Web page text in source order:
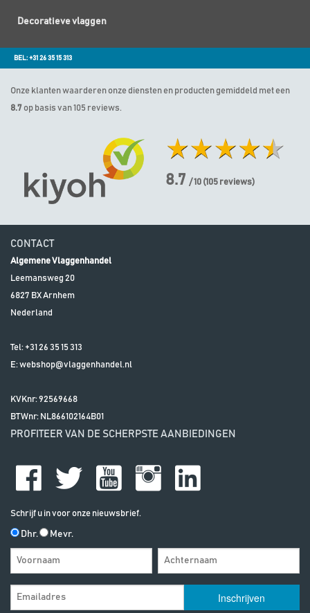
Decoratieve vlaggen
BEL: +31 26 35 15 313
Onze klanten waarderen onze diensten en producten gemiddeld met een
8.7 op basis van 105 reviews.
8.7 / 10 (105 reviews)
CONTACT
Algemene Vlaggenhandel
Leemansweg 20
6827 BXArnhem
Nederland
Tel: +31 26 35 15 313
E:webshop@vlaggenhandel.nl
KVKnr: 92569668
BTWnr: NL866102164B01
PROFITEER VAN DE SCHERPSTE AANBIEDINGEN
Schrijf u in voor onze nieuwsbrief.
Dhr. Mevr.